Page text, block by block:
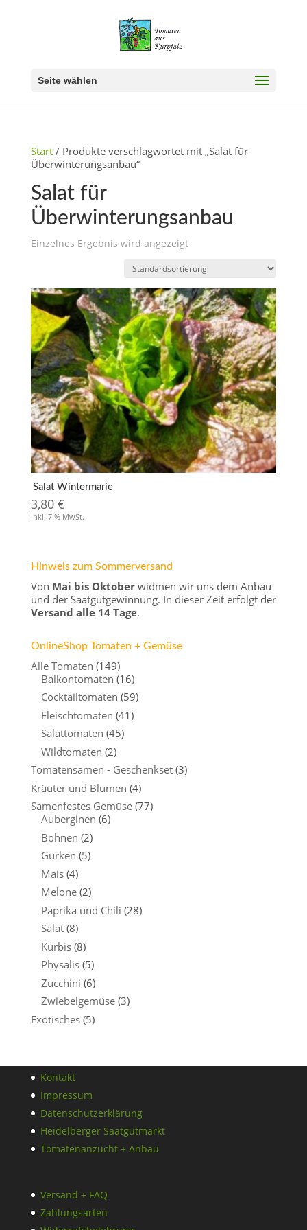
Seite wählen
Start/ Produkte verschlagwortet mit „Salat für
Überwinterungsanbau“
Salat für
Überwinterungsanbau
Einzelnes Ergebnis wird angezeigt
Salat Wintermarie
3,80 €
inkl. 7 % MwSt.
Hinweis zum Sommerversand
Von Mai bis Oktoberwidmen wir uns dem Anbau
und der Saatgutgewinnung. In dieser Zeit erfolgt der
Versand alle 14 Tage.
OnlineShop Tomaten + Gemüse
Alle Tomaten (149)
Balkontomaten (16)
Cocktailtomaten (59)
Fleischtomaten (41)
Salattomaten (45)
Wildtomaten (2)
Tomatensamen - Geschenkset (3)
Kräuter und Blumen (4)
Samenfestes Gemüse (77)
Auberginen (6)
Bohnen (2)
Gurken (5)
Mais (4)
Melone (2)
Paprika und Chili (28)
Salat (8)
Kürbis (8)
Physalis (5)
Zucchini (6)
Zwiebelgemüse (3)
Exotisches (5)
Kontakt
Impressum
Datenschutzerklärung
Heidelberger Saatgutmarkt
Tomatenanzucht + Anbau
Versand + FAQ
Zahlungsarten